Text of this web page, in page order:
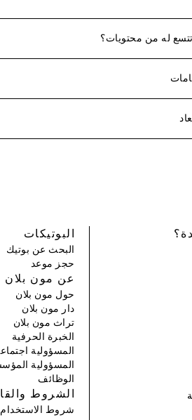
له من محتويات؟
البوتيكات
البحث عن بوتيك
حجز موعد
عن مون بلان
حول مون بلان
دار مون بلان
تراث مون بلان
الخبرة الحرفية
المسؤولية
المسؤولية
الوظائف
الشروط
شروط الاستخدام